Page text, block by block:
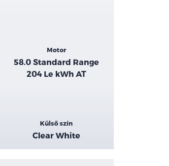
Motor
58.0 Standard Range
204 Le kWh AT
Külső szín
Clear White